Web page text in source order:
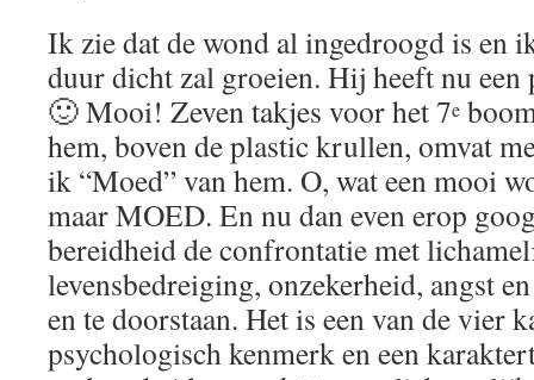
Ik zie dat de wond al ingedroogd is en
duur dicht zal groeien. Hij heeft nu
🙂 Mooi! Zeven takjes voor het 7e
hem, boven de plastic krullen, omvat
ik “Moed” van hem. O, wat een mooi
maar MOED. En nu dan even erop
bereidheid de confrontatie met
levensbedreiging, onzekerheid, angst
en te doorstaan. Het is een van de vier
psychologisch kenmerk en een